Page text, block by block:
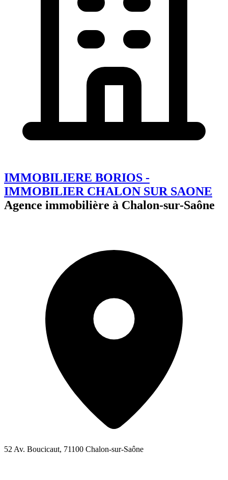
IMMOBILIERE BORIOS -
IMMOBILIER CHALON SUR SAONE
Agence immobilière à Chalon-sur-Saône
52 Av. Boucicaut, 71100 Chalon-sur-Saône